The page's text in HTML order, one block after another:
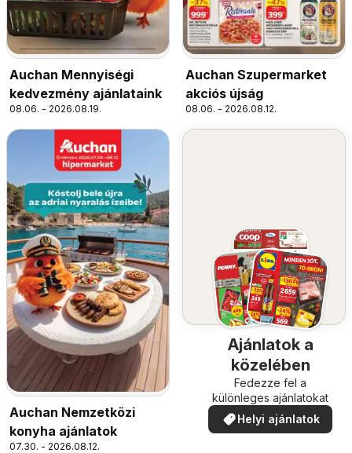
Auchan Mennyiségi
kedvezmény ajánlataink
08.06. - 2026.08.19.
Auchan Szupermarket
akciós újság
08.06. - 2026.08.12.
Auchan Nemzetközi
konyha ajánlatok
07.30. - 2026.08.12.
Ajánlatok a
közelében
Fedezze fel a
különleges ajánlatokat
Helyi ajánlatok